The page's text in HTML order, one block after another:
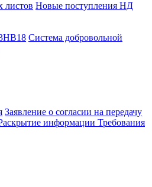
листов Новые поступления НД
Система добровольной
Заявление о согласии на передачу
информации Требования